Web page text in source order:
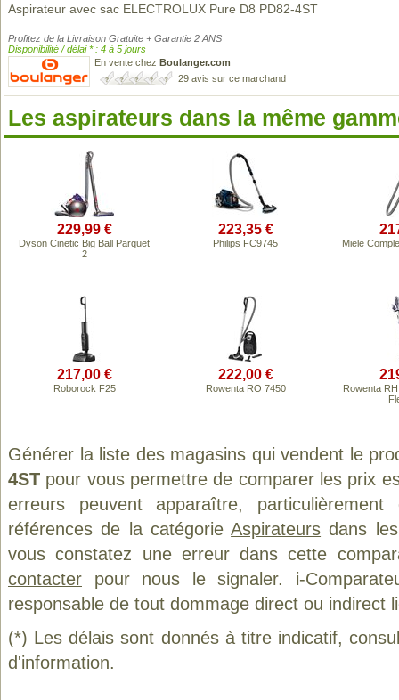
Aspirateur avec sac ELECTROLUX Pure D8 PD82-4ST
Profitez de la Livraison Gratuite + Garantie 2 ANS
Disponibilité / délai * : 4 à 5 jours
En vente chez Boulanger.com
29 avis sur ce marchand
Les aspirateurs dans la même
229,99 €
Dyson Cinetic Big Ball Parquet
2
223,35 €
Philips FC9745 Miele
217,00 €
Roborock F25
222,00 €
Rowenta RO 7450
Rowenta
Générer la liste des magasins qui vendent le
4ST pour vous permettre de comparer les prix
erreurs peuvent apparaître,
références de la catégorieAspirateurs dans
vous constatez une erreur dans cette
contacter pour nous le signaler. i-
responsable de tout dommage direct ou indirect
(*) Les délais sont donnés à titre indicatif,
d'information.